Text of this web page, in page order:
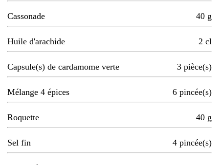
Cassonade 40 g
Huile d'arachide 2 cl
Capsule(s) de cardamome verte 3 pièce(s)
Mélange 4 épices 6 pincée(s)
Roquette 40 g
Sel fin 4 pincée(s)